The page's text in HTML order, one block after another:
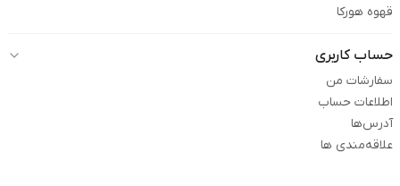
قهوه هورکا
حساب کاربری
سفارشات من
اطلاعات حساب
آدرس‌ها
علاقه‌مندی ها